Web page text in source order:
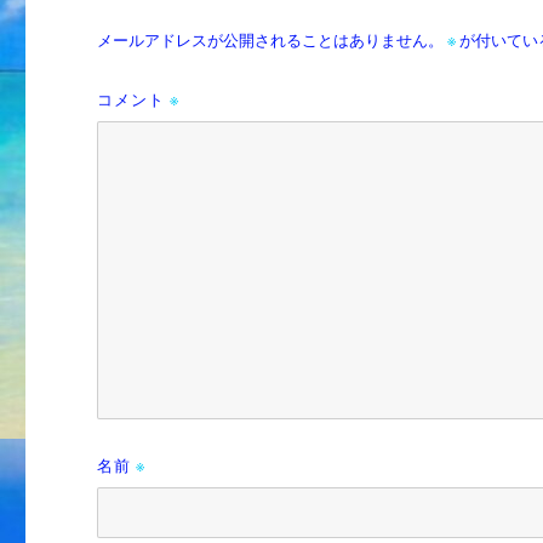
メールアドレスが公開されることはありません。 ※が付いてい
コメント※
名前※